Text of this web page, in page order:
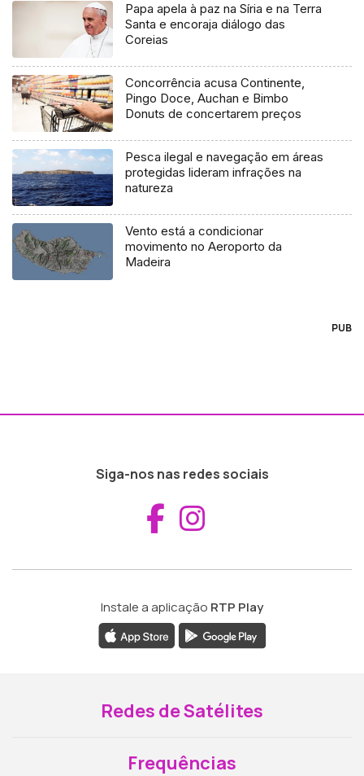
Papa apela à paz na Síria e na Terra
Santa e encoraja diálogo das
Coreias
Concorrência acusa Continente,
Pingo Doce, Auchan e Bimbo
Donuts de concertarem preços
Pesca ilegal e navegação em áreas
protegidas lideram infrações na
natureza
Vento está a condicionar
movimento no Aeroporto da
Madeira
PUB
Siga-nos nas redes sociais
Aceder ao
Instale a aplicação RTP Play
Redes de Satélites
Frequências